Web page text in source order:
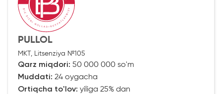
PULLOL
MKT, Litsenziya №105
Qarz miqdori: 50 000 000 so'm
Muddati: 24 oygacha
Ortiqcha to'lov: yiliga 25% dan